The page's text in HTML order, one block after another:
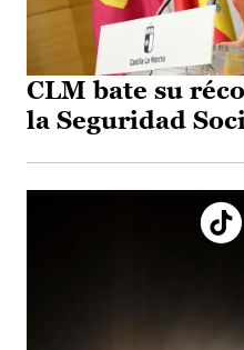
CLM bate su
la Seguridad